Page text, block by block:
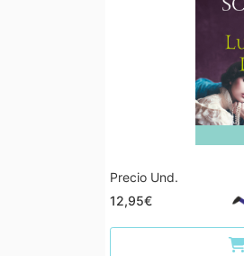
Precio Und.
12,95€